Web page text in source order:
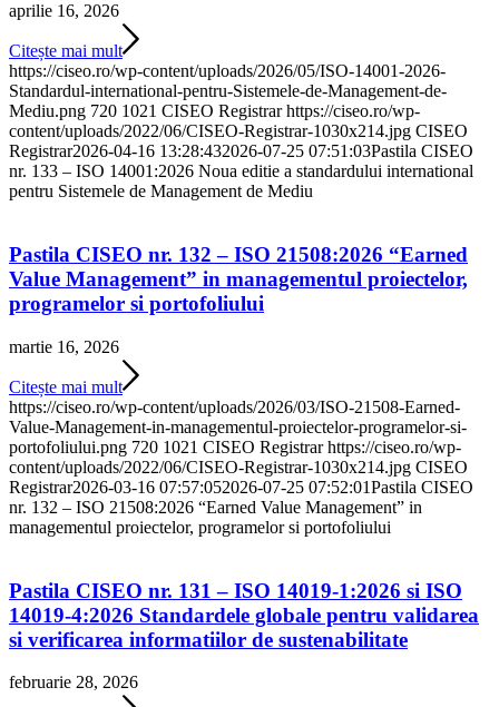
aprilie 16, 2026
Citește mai mult
https://ciseo.ro/wp-content/uploads/2026/05/ISO-14001-2026-
Standardul-international-pentru-Sistemele-de-Management-de-
Mediu.png 720 1021 CISEO Registrar https://ciseo.ro/wp-
content/uploads/2022/06/CISEO-Registrar-1030x214.jpg CISEO
Registrar2026-04-16 13:28:432026-07-25 07:51:03Pastila CISEO
nr. 133 – ISO 14001:2026 Noua editie a standardului international
pentru Sistemele de Management de Mediu
Pastila CISEO nr. 132 – ISO 21508:2026 “Earned
Value Management” in managementul proiectelor,
programelor si portofoliului
martie 16, 2026
Citește mai mult
https://ciseo.ro/wp-content/uploads/2026/03/ISO-21508-Earned-
Value-Management-in-managementul-proiectelor-programelor-si-
portofoliului.png 720 1021 CISEO Registrar https://ciseo.ro/wp-
content/uploads/2022/06/CISEO-Registrar-1030x214.jpg CISEO
Registrar2026-03-16 07:57:052026-07-25 07:52:01Pastila CISEO
nr. 132 – ISO 21508:2026 “Earned Value Management” in
managementul proiectelor, programelor si portofoliului
Pastila CISEO nr. 131 – ISO 14019-1:2026 si ISO
14019-4:2026 Standardele globale pentru validarea
si verificarea informatiilor de sustenabilitate
februarie 28, 2026